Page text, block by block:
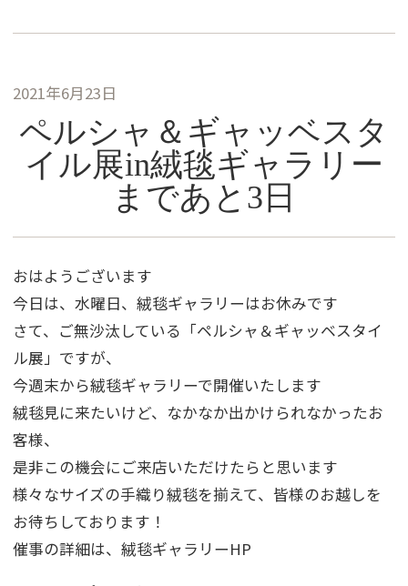
2021年6月23日
ペルシャ＆ギャッベスタ
イル展in絨毯ギャラリー
まであと3日
おはようございます
今日は、水曜日、絨毯ギャラリーはお休みです
さて、ご無沙汰している「ペルシャ＆ギャッベスタイ
ル展」ですが、
今週末から絨毯ギャラリーで開催いたします
絨毯見に来たいけど、なかなか出かけられなかったお
客様、
是非この機会にご来店いただけたらと思います
様々なサイズの手織り絨毯を揃えて、皆様のお越しを
お待ちしております！
催事の詳細は、絨毯ギャラリーHP